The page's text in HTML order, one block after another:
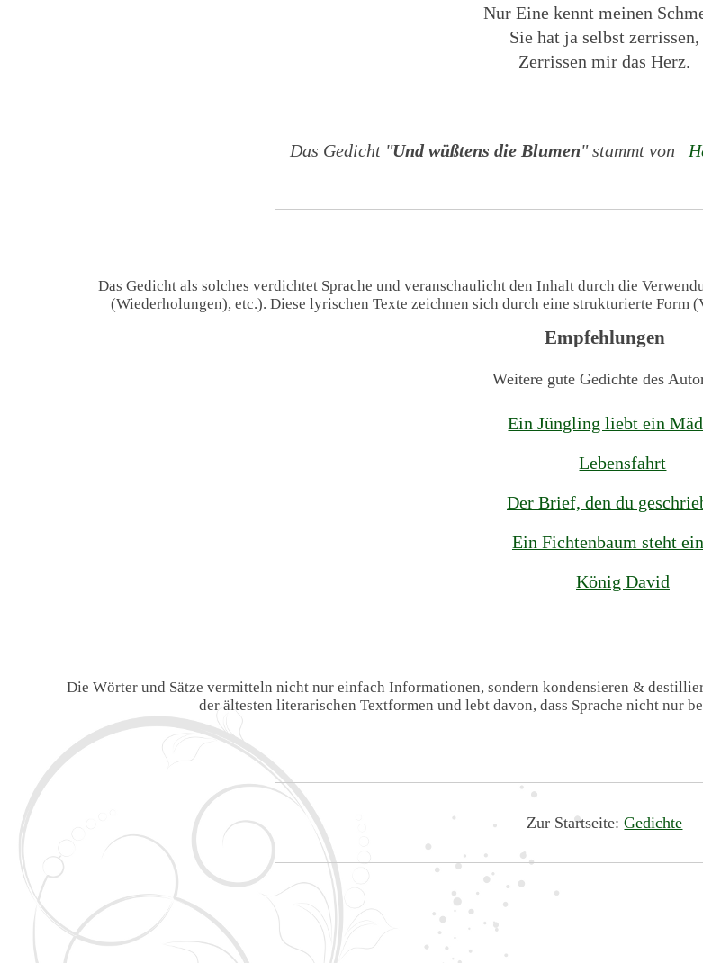
Nur Eine kennt meinen
Sie hat ja selbst zerrissen,
Zerrissen mir das Herz.
Das Gedicht "Und wüßtens die Blumen" stammt von
Das Gedicht als solches verdichtet Sprache und veranschaulicht den Inhalt durch die
(Wiederholungen), etc.). Diese lyrischen Texte zeichnen sich durch eine strukturierte Form
Empfehlungen
Weitere gute Gedichte des
Ein Jüngling liebt ein
Lebensfahrt
Der Brief, den du
Ein Fichtenbaum steht
König David
Die Wörter und Sätze vermitteln nicht nur einfach Informationen, sondern kondensieren &
der ältesten literarischen Textformen und lebt davon, dass Sprache nicht nur
Zur Startseite:Gedichte